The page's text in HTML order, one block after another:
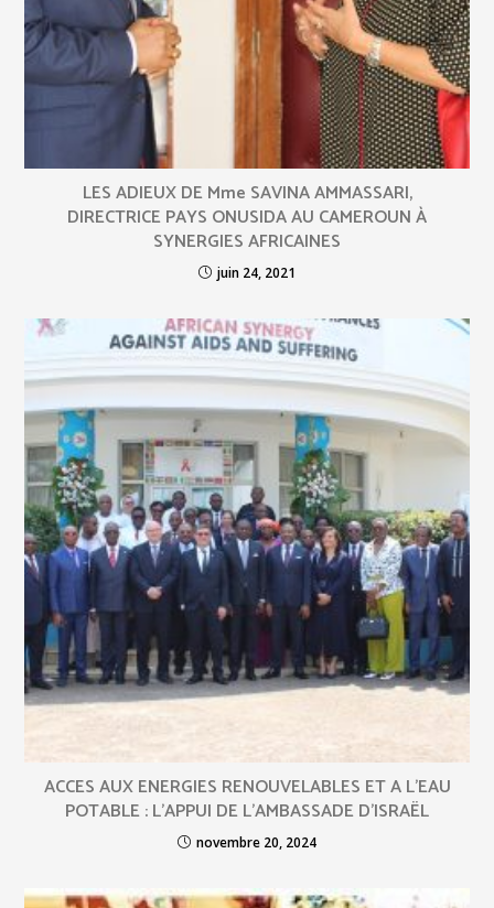
LES ADIEUX DE Mme SAVINA AMMASSARI,
DIRECTRICE PAYS ONUSIDA AU CAMEROUN À
SYNERGIES AFRICAINES
juin 24, 2021
ACCES AUX ENERGIES RENOUVELABLES ET A L’EAU
POTABLE : L’APPUI DE L’AMBASSADE D’ISRAËL
novembre 20, 2024